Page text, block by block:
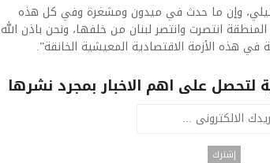
وإن ما حدث في ميدون ومشغرة وفي كل هذه
انتصرت وانتصر لبنان من خلفها، ونحن باذن الله
هذه الأزمة الاقتصادية المعيشية الخانقة”.
لتحصل على اهم الاخبار بمجرد نشرها